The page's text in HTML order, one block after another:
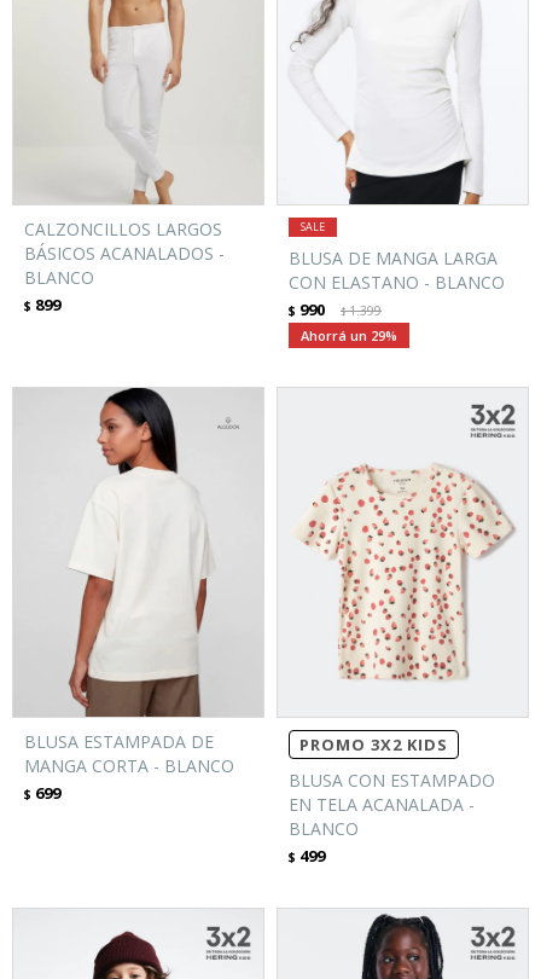
CALZONCILLOS LARGOS
BÁSICOS ACANALADOS -
BLANCO
$ 899
BLUSA DE MANGA LARGA
CON ELASTANO - BLANCO
$ 990 $1.399
29
BLUSA ESTAMPADA DE
MANGA CORTA - BLANCO
$ 699
PROMO 3X2 KIDS
BLUSA CON ESTAMPADO
EN TELA ACANALADA -
BLANCO
$ 499